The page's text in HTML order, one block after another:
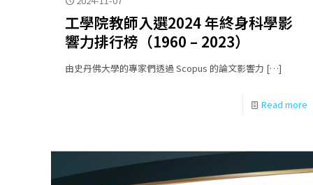
工學院教師入選2024 年終身科學影
響力排行榜（1960 – 2023）
由史丹佛大學的專家們透過 Scopus 的論文影響力 […]
Read more